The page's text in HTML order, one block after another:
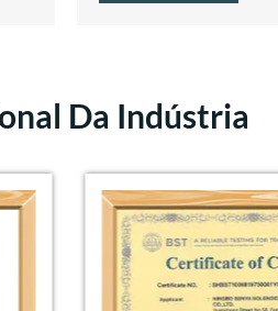
Da Indústria